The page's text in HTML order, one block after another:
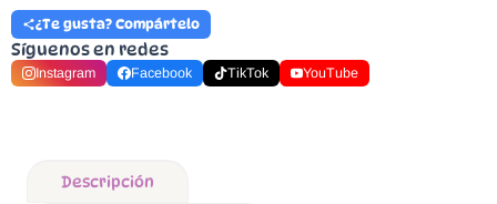
¿Te gusta? Compártelo
Síguenos en redes
Instagram Facebook TikTok YouTube
Descripción